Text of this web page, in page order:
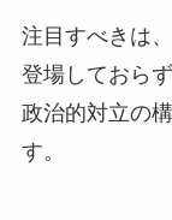
注目すべきは
登場しておら
政治的対立の
す。